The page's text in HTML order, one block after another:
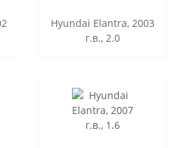
Hyundai Elantra, 2003
г.в., 2.0